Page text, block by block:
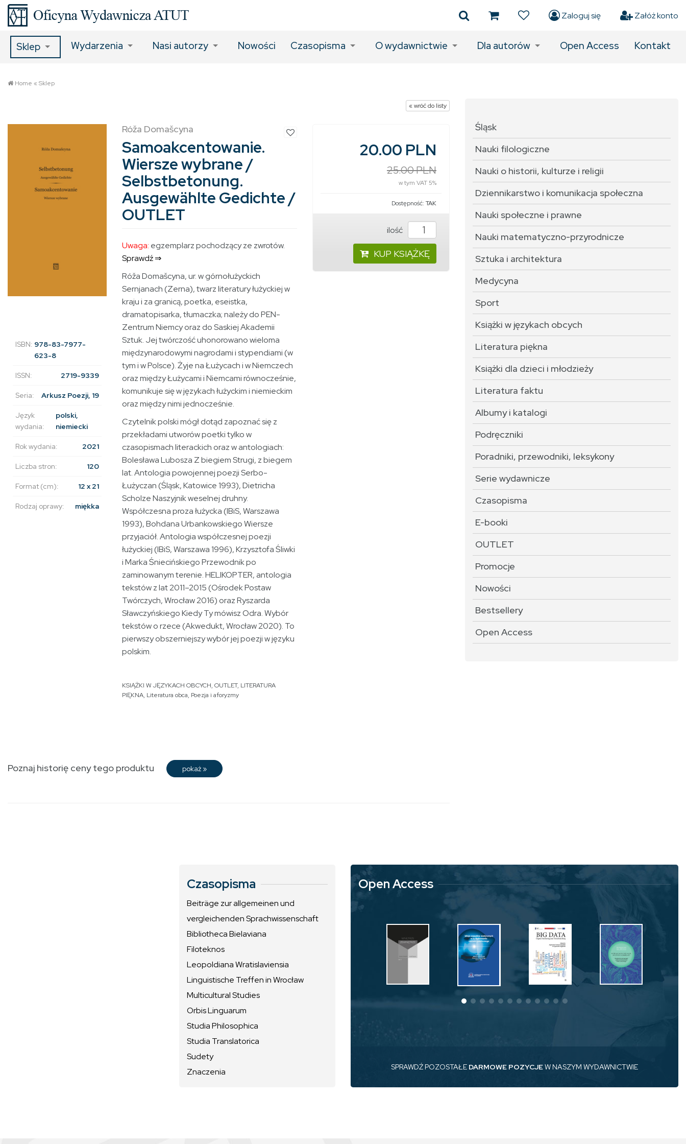
Zaloguj się Załóż konto
Sklep Wydarzenia Nasi autorzy Nowości Czasopisma O wydawnictwie Dla autorów Open Access Kontakt
Home «Sklep
« wróć do listy
ISBN: 978-83-7977-
623-8
ISSN: 2719-9339
Seria: Arkusz Poezji, 19
Język
wydania:
polski,
niemiecki
Rok wydania: 2021
Liczba stron: 120
Format (cm): 12 x 21
Rodzaj oprawy: miękka
Róža Domašcyna
Samoakcentowanie.
Wiersze wybrane /
Selbstbetonung.
Ausgewählte Gedichte /
OUTLET
Uwaga: egzemplarz pochodzący ze zwrotów.
Sprawdź ⇒
Róža Domašcyna, ur. w górnołużyckich
Sernjanach (Zerna), twarz literatury łużyckiej w
kraju i za granicą, poetka, eseistka,
dramatopisarka, tłumaczka; należy do PEN-
Zentrum Niemcy oraz do Saskiej Akademii
Sztuk. Jej twórczość uhonorowano wieloma
międzynarodowymi nagrodami i stypendiami (w
tym i w Polsce). Żyje na Łużycach i w Niemczech
oraz między Łużycami i Niemcami równocześnie,
komunikuje się w językach łużyckim i niemieckim
oraz między nimi jednocześnie.
Czytelnik polski mógł dotąd zapoznać się z
przekładami utworów poetki tylko w
czasopismach literackich oraz w antologiach:
Bolesława Lubosza Z biegiem Strugi, z biegem
lat. Antologia powojennej poezji Serbo-
Łużyczan (Śląsk, Katowice 1993), Dietricha
Scholze Naszyjnik weselnej druhny.
Współczesna proza łużycka (IBiS, Warszawa
1993), Bohdana Urbankowskiego Wiersze
przyjaciół. Antologia współczesnej poezji
łużyckiej (IBiS, Warszawa 1996), Krzysztofa Śliwki
i Marka Śniecińskiego Przewodnik po
zaminowanym terenie. HELIKOPTER, antologia
tekstów z lat 2011–2015 (Ośrodek Postaw
Twórczych, Wrocław 2016) oraz Ryszarda
Sławczyńskiego Kiedy Ty mówisz Odra. Wybór
tekstów o rzece (Akwedukt, Wrocław 2020). To
pierwszy obszerniejszy wybór jej poezji w języku
polskim.
KSIĄŻKI W JĘZYKACH OBCYCH, OUTLET, LITERATURA
PIĘKNA, Literatura obca, Poezja i aforyzmy
20.00 PLN
25.00 PLN
w tym VAT 5%
Dostępność: TAK
ilość
KUP KSIĄŻKĘ
Poznaj historię ceny tego produktu pokaż »
Śląsk
Nauki filologiczne
Nauki o historii, kulturze i religii
Dziennikarstwo i komunikacja społeczna
Nauki społeczne i prawne
Nauki matematyczno-przyrodnicze
Sztuka i architektura
Medycyna
Sport
Książki w językach obcych
Literatura piękna
Książki dla dzieci i młodzieży
Literatura faktu
Albumy i katalogi
Podręczniki
Poradniki, przewodniki, leksykony
Serie wydawnicze
Czasopisma
E-booki
OUTLET
Promocje
Nowości
Bestsellery
Open Access
Czasopisma
Beiträge zur allgemeinen und
vergleichenden Sprachwissenschaft
Bibliotheca Bielaviana
Filoteknos
Leopoldiana Wratislaviensia
Linguistische Treffen in Wrocław
Multicultural Studies
Orbis Linguarum
Studia Philosophica
Studia Translatorica
Sudety
Znaczenia
Open Access
SPRAWDŹ POZOSTAŁE DARMOWE POZYCJEW NASZYM WYDAWNICTWIE